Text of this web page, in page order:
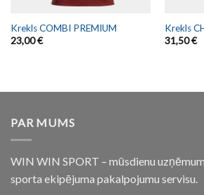
Krekls COMBI PREMIUM
23,00€
Krekls
31,50€
PAR MUMS
WIN WIN SPORT – mūsdienu
sporta ekipējuma pakalpojumu servisu.